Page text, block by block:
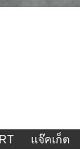
แจ๊คเก็ต